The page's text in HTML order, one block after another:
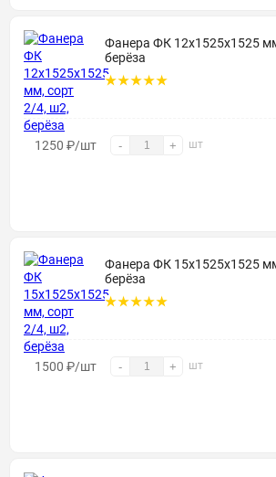
Фанера ФК 12х1525х1525
берёза
1250 ₽/шт - + шт
Фанера ФК 15х1525х1525
берёза
1500 ₽/шт - + шт